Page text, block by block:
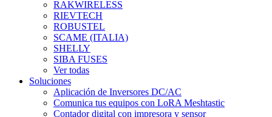
RAKWIRELESS
RIEVTECH
ROBUSTEL
SCAME (ITALIA)
SHELLY
SIBA FUSES
Ver todas
Soluciones
Aplicación de Inversores DC/AC
Comunica tus equipos con LoRA Meshtastic
Contador digital con impresora y sensor